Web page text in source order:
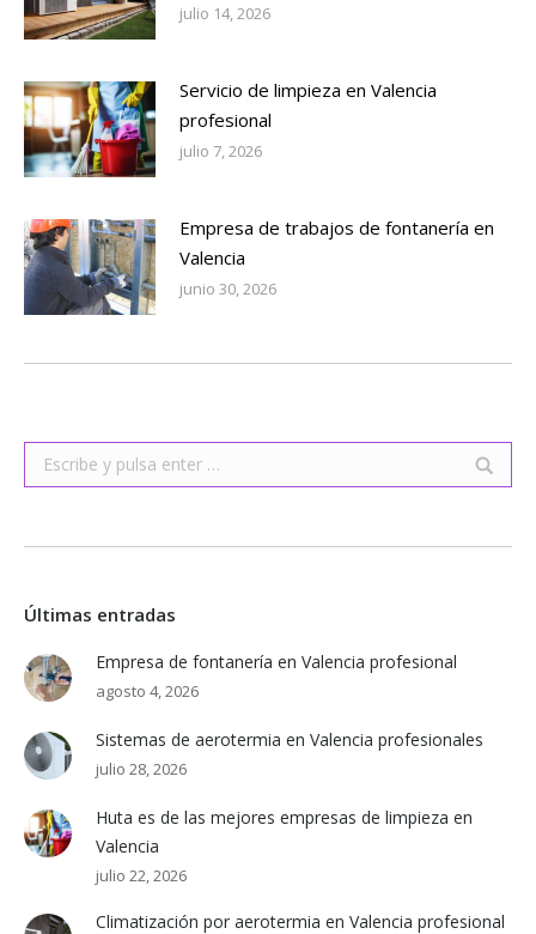
julio 14, 2026
Servicio de limpieza en Valencia
profesional
julio 7, 2026
Empresa de trabajos de fontanería en
Valencia
junio 30, 2026
Buscar:
Últimas entradas
Empresa de fontanería en Valencia profesional
agosto 4, 2026
Sistemas de aerotermia en Valencia profesionales
julio 28, 2026
Huta es de las mejores empresas de limpieza en
Valencia
julio 22, 2026
Climatización por aerotermia en Valencia profesional